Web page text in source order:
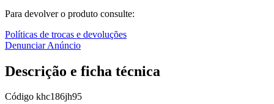
Para devolver o produto consulte:
Políticas de trocas e devoluções
Denunciar Anúncio
Descrição e ficha técnica
Código khc186jh95